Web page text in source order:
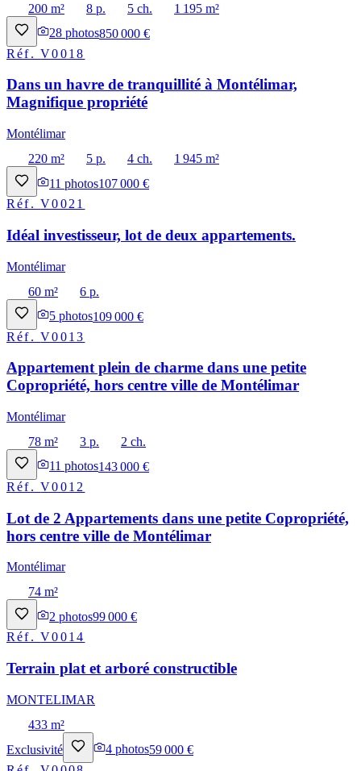
200 m²
8 p. 5 ch.
1 195 m²
28 photos850 000 €
Réf.V0018
Dans un havre de tranquillité à Montélimar,
Magnifique propriété
Montélimar
220 m²
5 p. 4 ch.
1 945 m²
11 photos107 000 €
Réf.V0021
Idéal investisseur, lot de deux appartements.
Montélimar
60 m²
6 p.
5 photos109 000 €
Réf.V0013
Appartement plein de charme dans une petite
Copropriété, hors centre ville de Montélimar
Montélimar
78 m²
3 p.
2 ch.
11 photos143 000 €
Réf.V0012
Lot de 2 Appartements dans une petite Copropriété,
hors centre ville de Montélimar
Montélimar
74 m²
2 photos99 000 €
Réf.V0014
Terrain plat et arboré constructible
MONTELIMAR
433 m²
Exclusivité
4 photos59 000 €